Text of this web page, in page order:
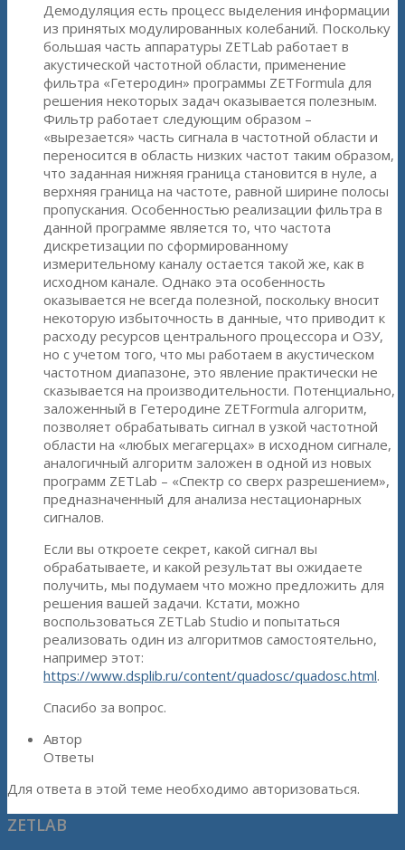
Демодуляция есть процесс выделения информации
из принятых модулированных колебаний. Поскольку
большая часть аппаратуры ZETLab работает в
акустической частотной области, применение
фильтра «Гетеродин» программы ZETFormula для
решения некоторых задач оказывается полезным.
Фильтр работает следующим образом –
«вырезается» часть сигнала в частотной области и
переносится в область низких частот таким образом,
что заданная нижняя граница становится в нуле, а
верхняя граница на частоте, равной ширине полосы
пропускания. Особенностью реализации фильтра в
данной программе является то, что частота
дискретизации по сформированному
измерительному каналу остается такой же, как в
исходном канале. Однако эта особенность
оказывается не всегда полезной, поскольку вносит
некоторую избыточность в данные, что приводит к
расходу ресурсов центрального процессора и ОЗУ,
но с учетом того, что мы работаем в акустическом
частотном диапазоне, это явление практически не
сказывается на производительности. Потенциально,
заложенный в Гетеродине ZETFormula алгоритм,
позволяет обрабатывать сигнал в узкой частотной
области на «любых мегагерцах» в исходном сигнале,
аналогичный алгоритм заложен в одной из новых
программ ZETLab – «Спектр со сверх разрешением»,
предназначенный для анализа нестационарных
сигналов.
Если вы откроете секрет, какой сигнал вы
обрабатываете, и какой результат вы ожидаете
получить, мы подумаем что можно предложить для
решения вашей задачи. Кстати, можно
воспользоваться ZETLab Studio и попытаться
реализовать один из алгоритмов самостоятельно,
например этот:
https://www.dsplib.ru/content/quadosc/quadosc.html.
Спасибо за вопрос.
Автор
Ответы
Для ответа в этой теме необходимо авторизоваться.
ZETLAB